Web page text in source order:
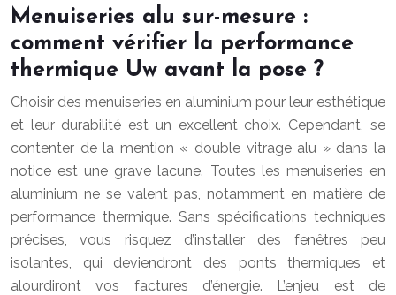
Menuiseries alu sur-mesure :
comment vérifier la performance
thermique Uw avant la pose ?
Choisir des menuiseries en aluminium pour leur esthétique
et leur durabilité est un excellent choix. Cependant, se
contenter de la mention « double vitrage alu » dans la
notice est une grave lacune. Toutes les menuiseries en
aluminium ne se valent pas, notamment en matière de
performance thermique. Sans spécifications techniques
précises, vous risquez d’installer des fenêtres peu
isolantes, qui deviendront des ponts thermiques et
alourdiront vos factures d’énergie. L’enjeu est de